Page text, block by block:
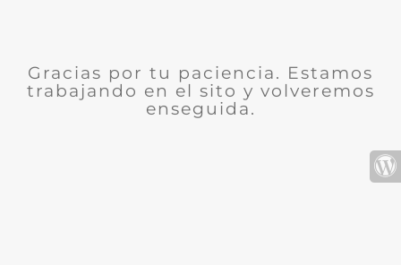
Gracias por tu paciencia. Estamos
trabajando en el sito y volveremos
enseguida.